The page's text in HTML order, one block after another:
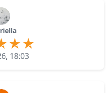
18:03